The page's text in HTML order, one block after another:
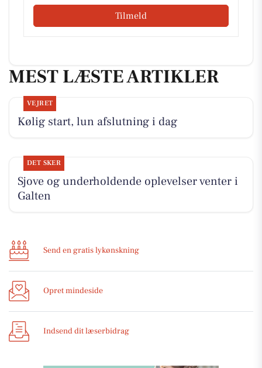
Tilmeld
MEST LÆSTE ARTIKLER
VEJRET
Kølig start, lun afslutning i dag
DET SKER
Sjove og underholdende oplevelser venter i
Galten
Send en gratis lykønskning
Opret mindeside
Indsend dit læserbidrag